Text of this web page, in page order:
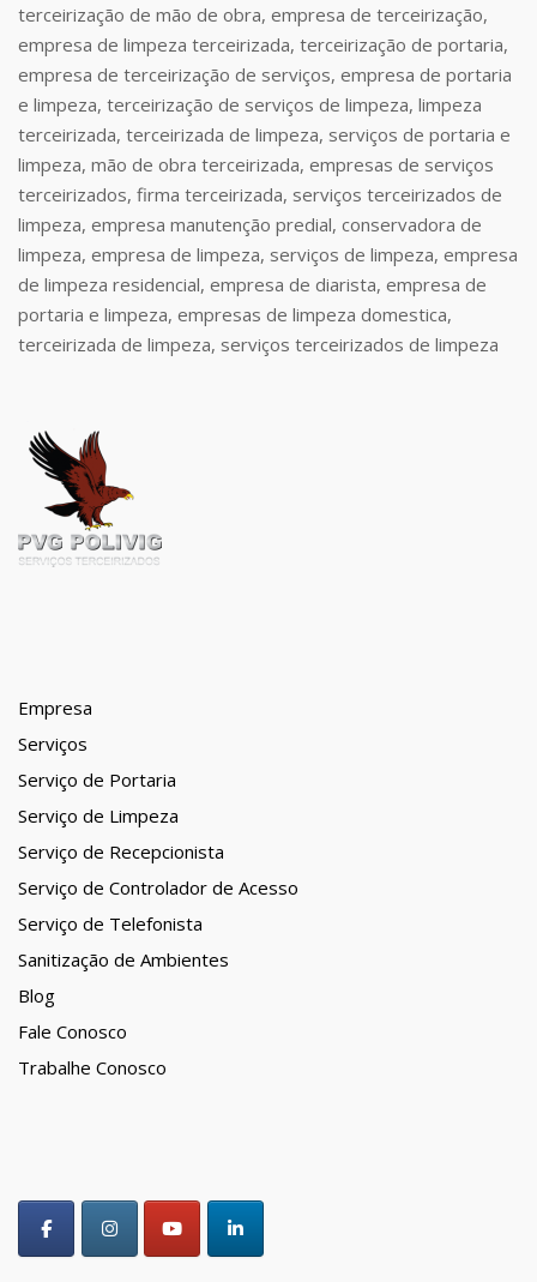
terceirização de mão de obra, empresa de terceirização,
empresa de limpeza terceirizada, terceirização de portaria,
empresa de terceirização de serviços, empresa de portaria
e limpeza, terceirização de serviços de limpeza, limpeza
terceirizada, terceirizada de limpeza, serviços de portaria e
limpeza, mão de obra terceirizada, empresas de serviços
terceirizados, firma terceirizada, serviços terceirizados de
limpeza, empresa manutenção predial, conservadora de
limpeza, empresa de limpeza, serviços de limpeza, empresa
de limpeza residencial, empresa de diarista, empresa de
portaria e limpeza, empresas de limpeza domestica,
terceirizada de limpeza, serviços terceirizados de limpeza
Empresa
Serviços
Serviço de Portaria
Serviço de Limpeza
Serviço de Recepcionista
Serviço de Controlador de Acesso
Serviço de Telefonista
Sanitização de Ambientes
Blog
Fale Conosco
Trabalhe Conosco